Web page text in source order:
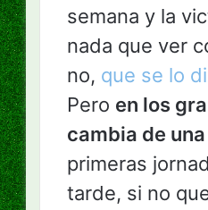
semana y la
nada que ver
no, que se lo
Pero en los
cambia de
primeras
tarde, si no